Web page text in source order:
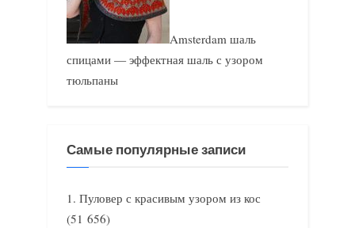
Amsterdam шаль
спицами — эффектная шаль с узором
тюльпаны
Самые популярные записи
Пуловер с красивым узором из кос
(51 656)